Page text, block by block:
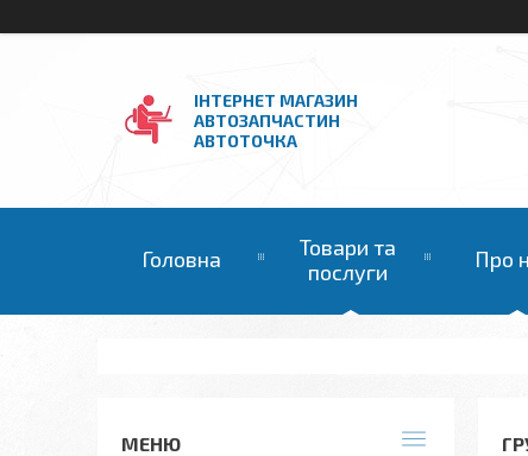
ІНТЕРНЕТ МАГАЗИН
АВТОЗАПЧАСТИН
АВТОТОЧКА
Головна
Товари та
послуги
Про